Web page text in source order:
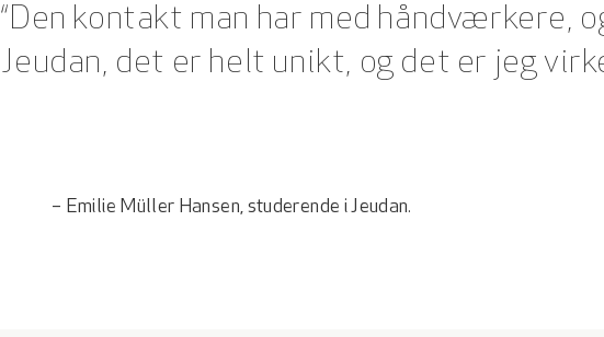
“Den kontakt man har med håndværkere,
Jeudan, det er helt unikt, og det er jeg
– Emilie Müller Hansen, studerende i Jeudan.